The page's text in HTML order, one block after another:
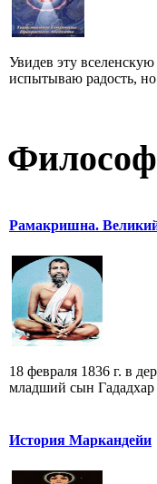
Увидев эту
испытываю радость,
Рамакришна.
18 февраля 1836 г. в
младший сын Гададхар
История Маркандейи